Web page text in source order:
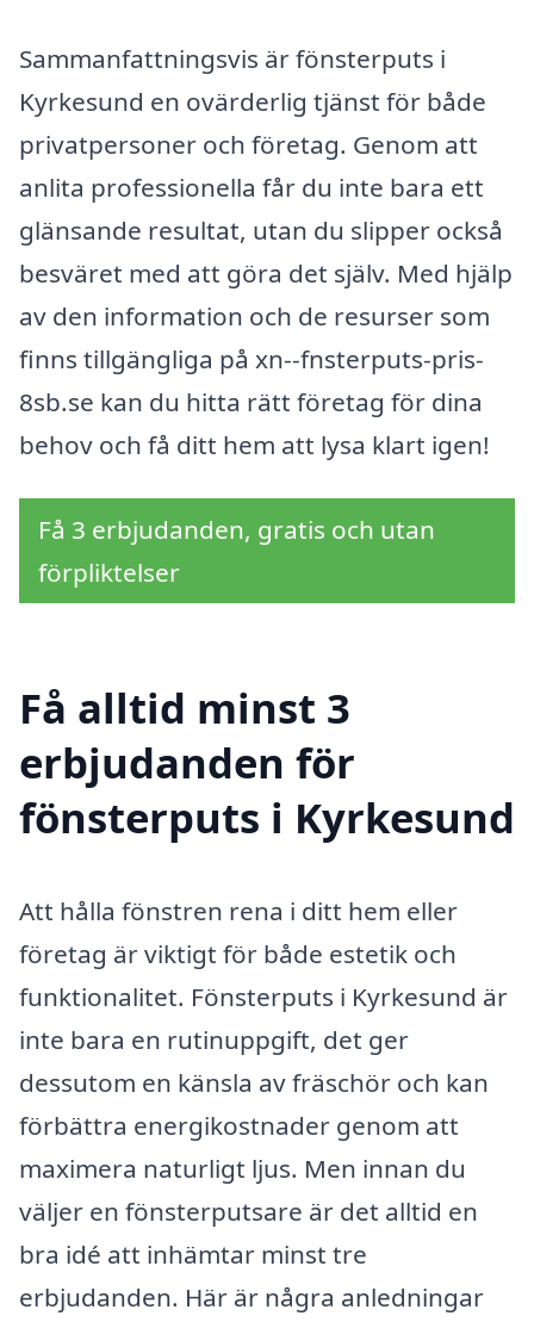
Sammanfattningsvis är fönsterputs i
Kyrkesund en ovärderlig tjänst för både
privatpersoner och företag. Genom att
anlita professionella får du inte bara ett
glänsande resultat, utan du slipper också
besväret med att göra det själv. Med hjälp
av den information och de resurser som
finns tillgängliga på xn--fnsterputs-pris-
8sb.se kan du hitta rätt företag för dina
behov och få ditt hem att lysa klart igen!
Få 3 erbjudanden, gratis och utan
förpliktelser
Få alltid minst 3
erbjudanden för
fönsterputs i Kyrkesund
Att hålla fönstren rena i ditt hem eller
företag är viktigt för både estetik och
funktionalitet. Fönsterputs i Kyrkesund är
inte bara en rutinuppgift, det ger
dessutom en känsla av fräschör och kan
förbättra energikostnader genom att
maximera naturligt ljus. Men innan du
väljer en fönsterputsare är det alltid en
bra idé att inhämtar minst tre
erbjudanden. Här är några anledningar